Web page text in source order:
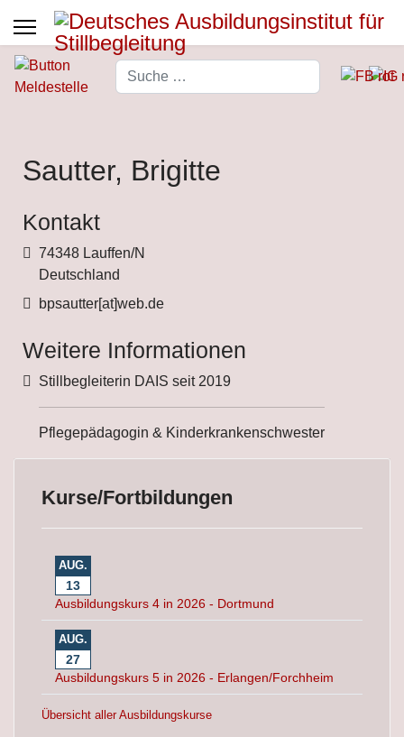
Suchen
Sautter, Brigitte
Kontakt
Adresse
74348 Lauffen/N
Deutschland
Fax
bpsautter[at]web.de
Weitere Informationen
Weitere Informationen
Stillbegleiterin DAIS seit 2019
Pflegepädagogin & Kinderkrankenschwester
Kurse/Fortbildungen
AUG.
13
Ausbildungskurs 4 in 2026 - Dortmund
AUG.
27
Ausbildungskurs 5 in 2026 - Erlangen/Forchheim
Übersicht aller Ausbildungskurse